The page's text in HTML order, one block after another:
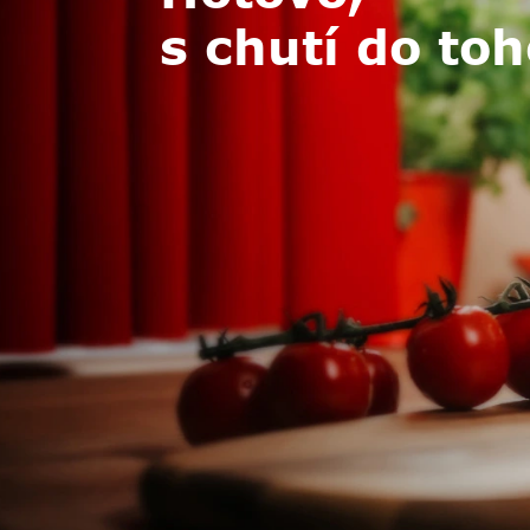
s chutí do